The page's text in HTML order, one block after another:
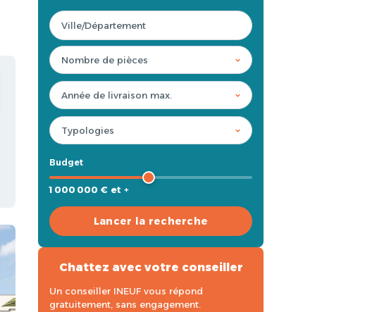
Budget
1 000 000 € et +
Lancer la recherche
Chattez avec votre conseiller
Un conseiller INEUF vous répond
gratuitement, sans engagement.